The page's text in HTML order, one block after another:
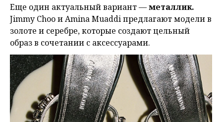
Еще один актуальный вариант —металлик.
Jimmy Choo и Amina Muaddi предлагают модели в
золоте и серебре, которые создают цельный
образ в сочетании с аксессуарами.